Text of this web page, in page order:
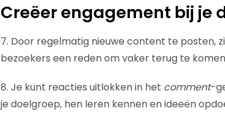
Creëer engagement bij je
7. Door regelmatig nieuwe content te posten,
bezoekers een reden om vaker terug te
8. Je kunt reacties uitlokken in het comment-
je doelgroep, hen leren kennen en ideeën